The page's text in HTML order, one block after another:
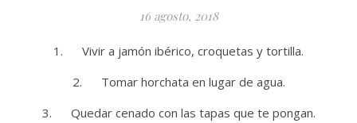
16 agosto, 2018
1. Vivir a jamón ibérico, croquetas y tortilla.
2. Tomar horchata en lugar de agua.
3. Quedar cenado con las tapas que te pongan.